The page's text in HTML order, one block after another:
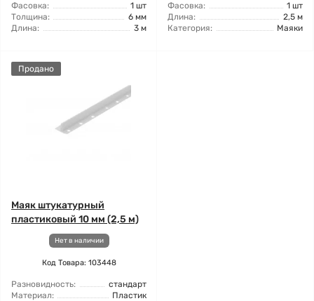
Фасовка:
1 шт
Толщина:
6 мм
Длина:
3 м
Фасовка:
1 шт
Длина:
2,5 м
Категория:
Маяки
Продано
Маяк штукатурный
пластиковый 10 мм (2,5 м)
Нет в наличии
Код Товара: 103448
Разновидность:
стандарт
Материал:
Пластик